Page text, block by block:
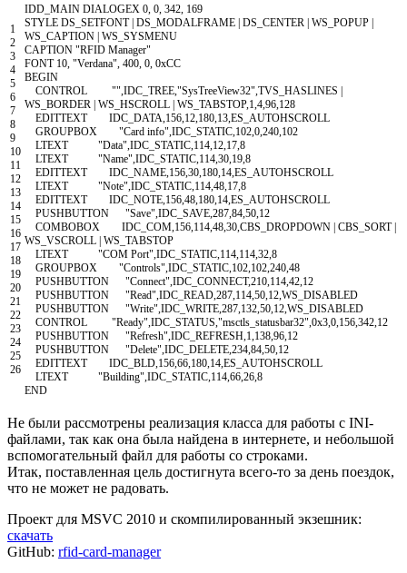
1
2
3
4
5
6
7
8
9
10
11
12
13
14
15
16
17
18
19
20
21
22
23
24
25
26
IDD_MAIN DIALOGEX 0, 0, 342, 169
STYLE DS SETFONT DS MODALFRAME DS CENTER WS POPUP
WS CAPTION WS SYSMENU
CAPTION "RFID Manager"
FONT 10, "Verdana", 400, 0, 0xCC
BEGIN
CONTROL
"",IDC TREE,"SysTreeView32",TVS HASLINES
WS BORDER WS HSCROLL WS TABSTOP,1,4,96,128
EDITTEXT
IDC DATA,156,12,180,13,ES AUTOHSCROLL
GROUPBOX
"Card info",IDC STATIC,102,0,240,102
LTEXT
"Data",IDC STATIC,114,12,17,8
LTEXT
"Name",IDC STATIC,114,30,19,8
EDITTEXT
IDC NAME,156,30,180,14,ES AUTOHSCROLL
LTEXT
"Note",IDC STATIC,114,48,17,8
EDITTEXT
IDC NOTE,156,48,180,14,ES AUTOHSCROLL
PUSHBUTTON
"Save",IDC SAVE,287,84,50,12
COMBOBOX
IDC COM,156,114,48,30,CBS DROPDOWN CBS SORT
WS VSCROLL WS TABSTOP
LTEXT
"COM Port",IDC STATIC,114,114,32,8
GROUPBOX
"Controls",IDC STATIC,102,102,240,48
PUSHBUTTON
"Connect",IDC CONNECT,210,114,42,12
PUSHBUTTON
"Read",IDC READ,287,114,50,12,WS DISABLED
PUSHBUTTON
"Write",IDC WRITE,287,132,50,12,WS DISABLED
CONTROL
"Ready",IDC STATUS,"msctls_statusbar32",0x3,0,156,342,12
PUSHBUTTON
"Refresh",IDC REFRESH,1,138,96,12
PUSHBUTTON
"Delete",IDC DELETE,234,84,50,12
EDITTEXT
IDC BLD,156,66,180,14,ES AUTOHSCROLL
LTEXT
"Building",IDC STATIC,114,66,26,8
END
Не были рассмотрены реализация класса для работы с INI-
файлами, так как она была найдена в интернете, и небольшой
вспомогательный файл для работы со строками.
Итак, поставленная цель достигнута всего-то за день поездок,
что не может не радовать.
Проект для MSVC 2010 и скомпилированный экзешник:
скачать
GitHub: rfid-card-manager